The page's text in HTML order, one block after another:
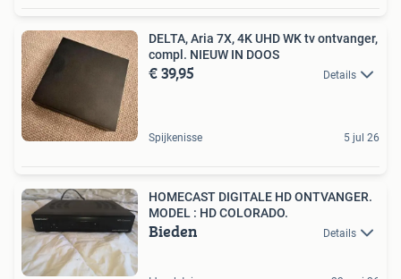
DELTA, Aria 7X, 4K UHD WK tv ontvanger,
compl. NIEUW IN DOOS
€ 39,95 Details
Spijkenisse 5 jul 26
HOMECAST DIGITALE HD ONTVANGER.
MODEL : HD COLORADO.
Bieden Details